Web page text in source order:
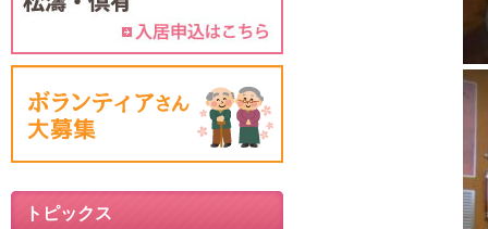
トピックス